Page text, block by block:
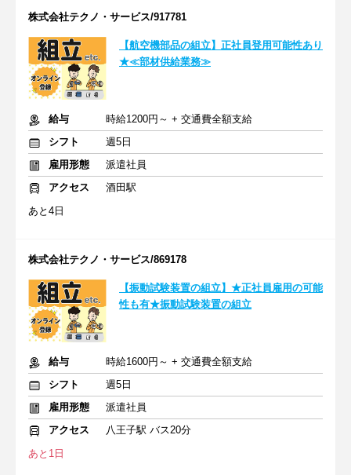
株式会社テクノ・サービス/917781
【航空機部品の組立】正社員登用可能性あり
★≪部材供給業務≫
給与
時給1200円～ + 交通費全額支給
シフト
週5日
雇用形態
派遣社員
アクセス
酒田駅
あと4日
株式会社テクノ・サービス/869178
【振動試験装置の組立】★正社員雇用の可能
性も有★振動試験装置の組立
給与
時給1600円～ + 交通費全額支給
シフト
週5日
雇用形態
派遣社員
アクセス
八王子駅 バス20分
あと1日